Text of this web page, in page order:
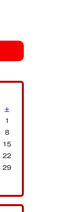
土
1
8
15
22
29